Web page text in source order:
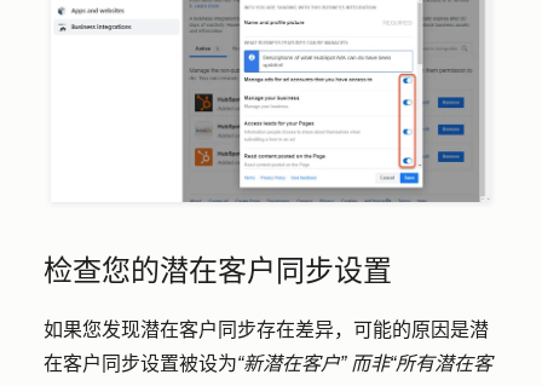
检查您的潜在客户同步设置
如果您发现潜在客户同步存在差异，可能的原因是潜
在客户同步设置被设为“新潜在客户” 而非“所有潜在客